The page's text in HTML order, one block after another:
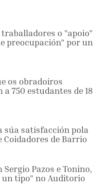
o "apoio"
preocupación" por un
os obradoiros
750 estudantes de 18
súa satisfacción pola
Coidadores de Barrio
Pazos e Tonino,
tipo" no Auditorio